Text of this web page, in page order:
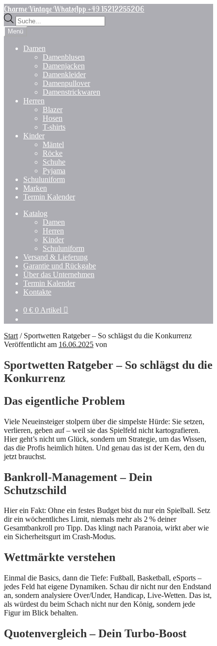
Zur
Navigation
springen
Zum
Inhalt
springen
Charme Vintage WhatsApp +49 15212255206
Products
search
Menü
Damen
Damenblusen
Damenjacken
Damenkleider
Damenpullover
Damenstrickwaren
Herren
Blazer
Hosen
T-shirts
Kinder
Mäntel
Röcke
Schuhe
Pyjama
Schuluniform
Marken
Termin Kalender
Katalog
Damen
Herren
Kinder
Schuluniform
Versand & Lieferung
Garantie und Rückgabe
Über das Unternehmen
Termin Kalender
Kontakte
0 € 0 Artikel
Start / Sportwetten Ratgeber – So schlägst du die Konkurrenz
Veröffentlicht am 16.06.2025 von
Sportwetten Ratgeber – So schlägst du die
Konkurrenz
Das eigentliche Problem
Viele Neueinsteiger stolpern über die simpelste Hürde: Sie setzen,
verlieren, geben auf – weil sie das Spielfeld nicht kartografieren.
Hier geht’s nicht um Glück, sondern um Strategie, um das Wissen,
das die Profis heimlich hüten. Und genau das ist der Kern, den du
jetzt brauchst.
Bankroll-Management – Dein
Schutzschild
Hier ein Fakt: Ohne ein festes Budget bist du nur ein Spielball. Setz
dir ein wöchentliches Limit, niemals mehr als 2 % deiner
Gesamtbankroll pro Tipp. Das klingt nach Paranoia, wirkt aber wie
ein Sicherheitsgurt im Crash-Modus.
Wettmärkte verstehen
Einmal die Basics, dann die Tiefe: Fußball, Basketball, eSports –
jedes Feld hat eigene Dynamiken. Schau dir nicht nur den Endstand
an, sondern analysiere Over/Under, Handicap, Live-Wetten. Das ist,
als würdest du beim Schach nicht nur den König, sondern jede
Figur im Blick behalten.
Quotenvergleich – Dein Turbo-Boost